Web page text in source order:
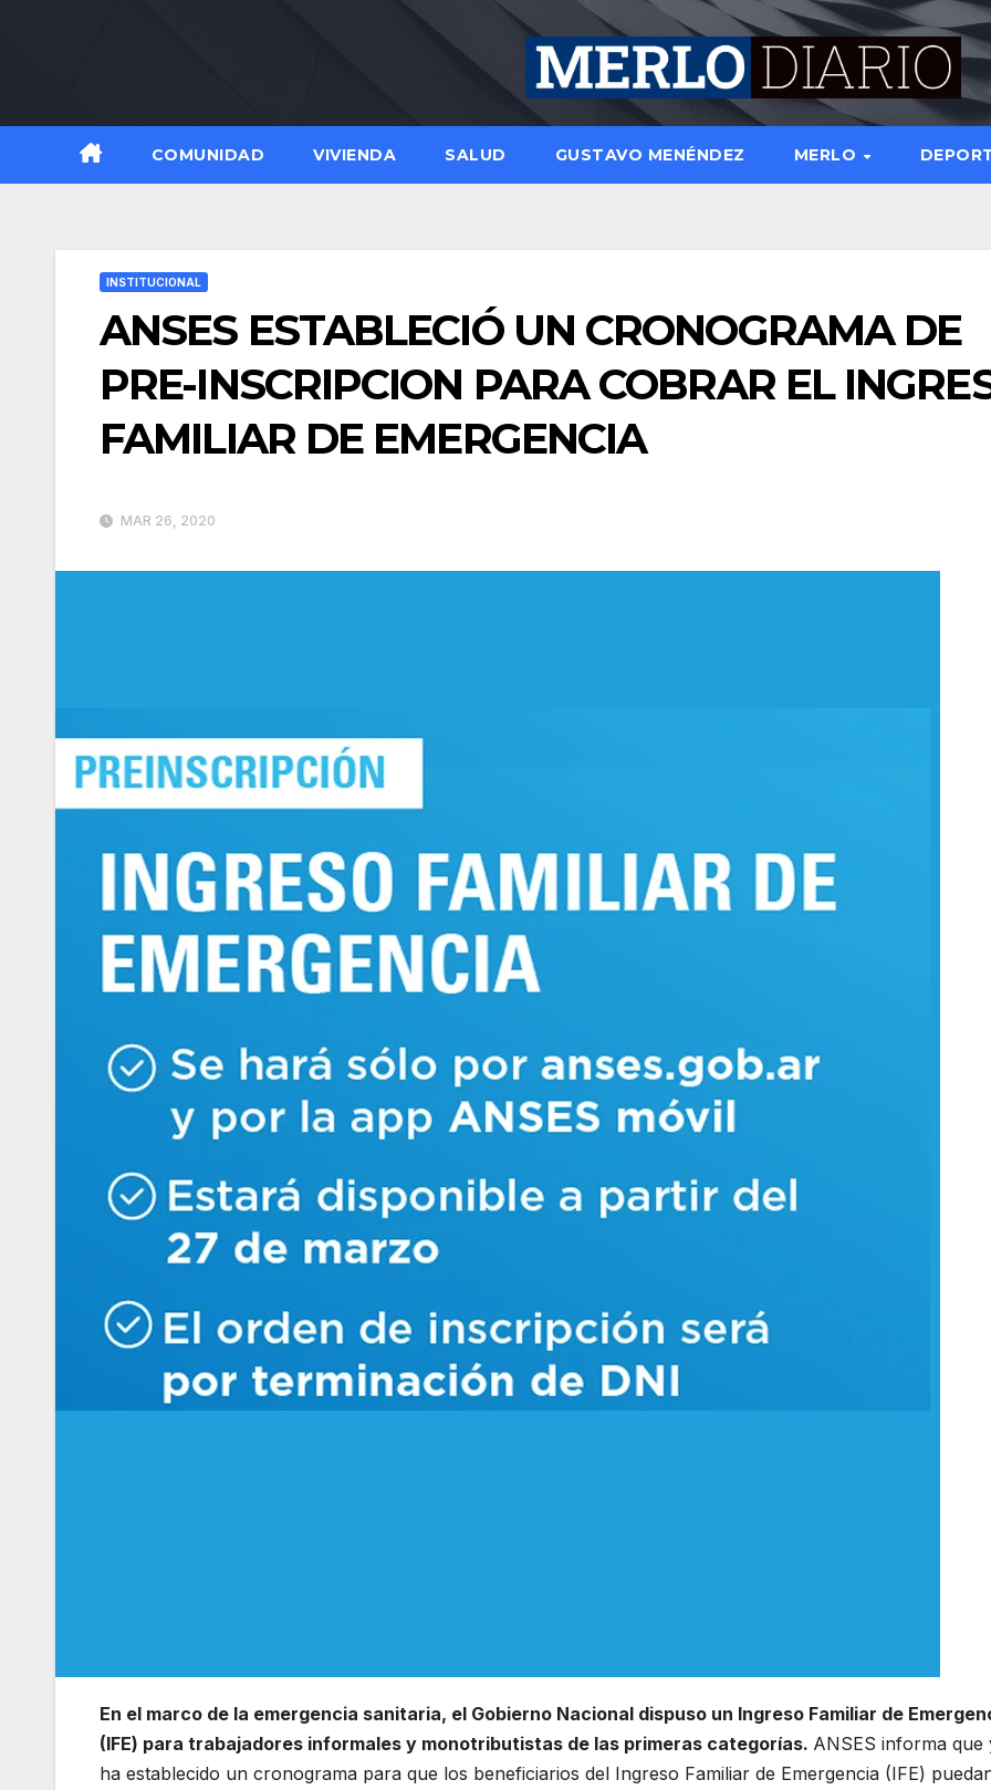
COMUNIDAD VIVIENDA SALUD GUSTAVO MENÉNDEZ MERLO
INSTITUCIONAL
ANSES ESTABLECIÓ UN CRONOGRAMA DE
PRE-INSCRIPCION PARA COBRAR EL
FAMILIAR DE EMERGENCIA
MAR 26, 2020
En el marco de la emergencia sanitaria, el Gobierno Nacional dispuso un Ingreso Familiar de
(IFE) para trabajadores informales y monotributistas de las primeras categorías. ANSES informa que
ha establecido un cronograma para que los beneficiarios del Ingreso Familiar de Emergencia (IFE)